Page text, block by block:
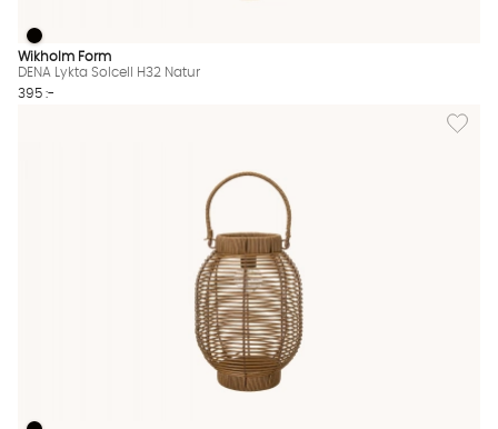
DENA Lykta Solcell H32 Natur Finns även i dessa färger:
DENA Lykta Solcell H32 Natur
Wikholm Form
DENA Lykta Solcell H32 Natur
395 :-
Lägg